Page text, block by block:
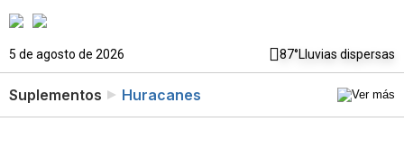
5 de agosto de 2026 87°Lluvias dispersas
Suplementos Huracanes